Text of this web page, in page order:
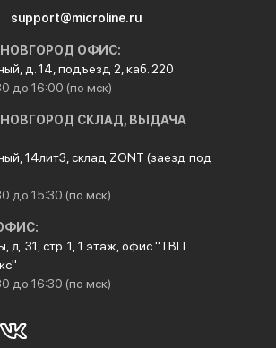
support@microline.ru
ОФИС:
д. 14, подъезд 2, каб. 220
до 16:00 (по мск)
СКЛАД, ВЫДАЧА
14лит3, склад ZONT (заезд под
до 15:30 (по мск)
д. 31, стр. 1, 1 этаж, офис "ТВП
до 16:30 (по мск)